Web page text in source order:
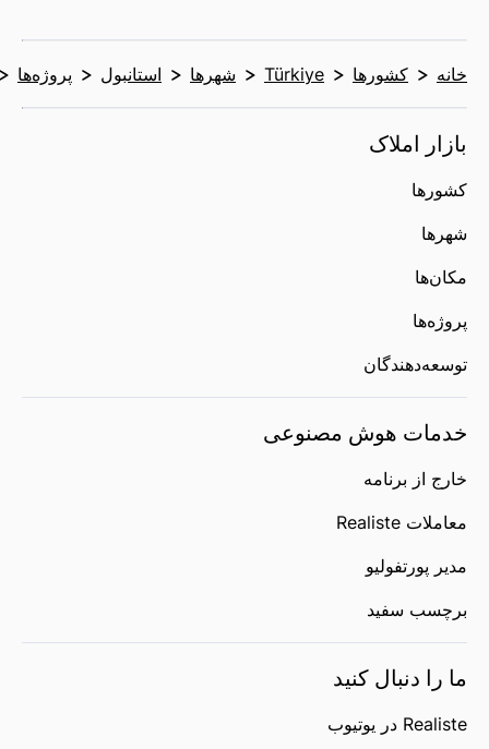
خانه کشورها Türkiye شهرها استانبول پروژه‌ها
بازار املاک
کشورها
شهرها
مکان‌ها
پروژه‌ها
توسعه‌دهندگان
خدمات هوش مصنوعی
خارج از برنامه
معاملات Realiste
مدیر پورتفولیو
برچسب سفید
ما را دنبال کنید
Realiste در یوتیوب